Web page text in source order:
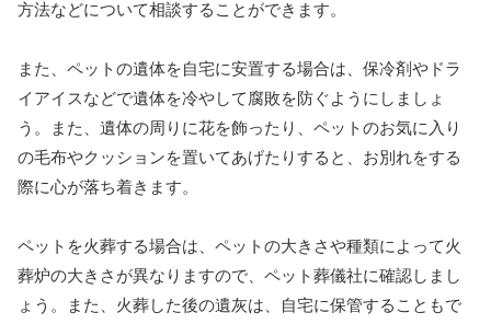
方法などについて相談することができます。
また、ペットの遺体を自宅に安置する場合は、保冷剤やドラ
イアイスなどで遺体を冷やして腐敗を防ぐようにしましょ
う。また、遺体の周りに花を飾ったり、ペットのお気に入り
の毛布やクッションを置いてあげたりすると、お別れをする
際に心が落ち着きます。
ペットを火葬する場合は、ペットの大きさや種類によって火
葬炉の大きさが異なりますので、ペット葬儀社に確認しまし
ょう。また、火葬した後の遺灰は、自宅に保管することもで